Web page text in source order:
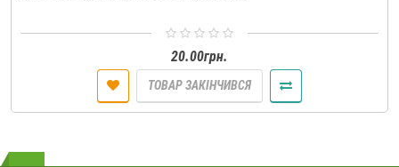
20.00грн.
ТОВАР ЗАКІНЧИВСЯ